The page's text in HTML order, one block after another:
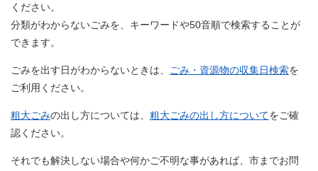
ください。
分類がわからないごみを、キーワードや50音順で検索することが
できます。
ごみを出す日がわからないときは、 ごみ・資源物の収集日検索を
ご利用ください。
粗大ごみの出し方については、 粗大ごみの出し方についてをご確
認ください。
それでも解決しない場合や何かご不明な事があれば、市までお問